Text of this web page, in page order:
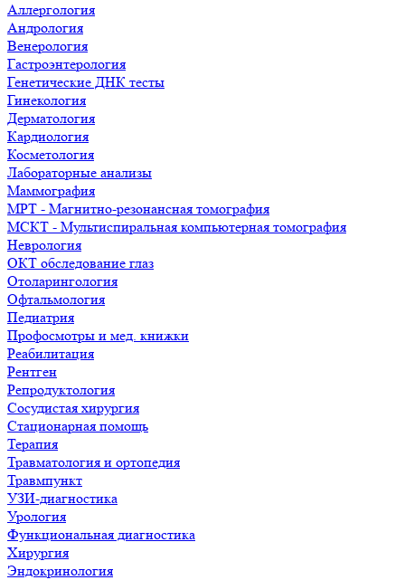
Аллергология
Андрология
Венерология
Гастроэнтерология
Генетические ДНК тесты
Гинекология
Дерматология
Кардиология
Косметология
Лабораторные анализы
Маммография
МРТ - Магнитно-резонансная томография
МСКТ - Мультиспиральная компьютерная томография
Неврология
ОКТ обследование глаз
Отоларингология
Офтальмология
Педиатрия
Профосмотры и мед. книжки
Реабилитация
Рентген
Репродуктология
Сосудистая хирургия
Стационарная помощь
Терапия
Травматология и ортопедия
Травмпункт
УЗИ-диагностика
Урология
Функциональная диагностика
Хирургия
Эндокринология